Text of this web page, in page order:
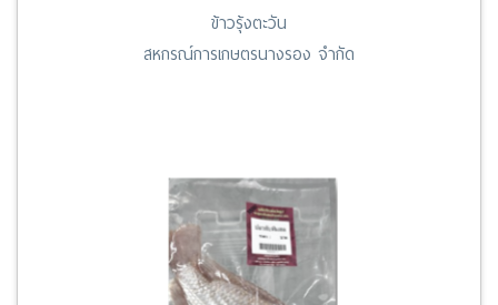
ข้าวรุ้งตะวัน
สหกรณ์การเกษตรนางรอง จำกัด